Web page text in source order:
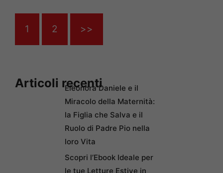
1 2 >>
Articoli recentiEleonora Daniele e il
Miracolo della Maternità:
la Figlia che Salva e il
Ruolo di Padre Pio nella
loro Vita
Scopri l’Ebook Ideale per
le tue Letture Estive in